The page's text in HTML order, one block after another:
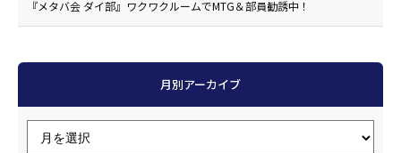
『メタバ会 ダイ部』ワクワクルームでMTG＆部員勧誘中！
月別アーカイブ